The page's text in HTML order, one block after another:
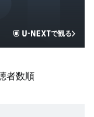
で観る
者数順